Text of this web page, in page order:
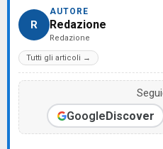
R
AUTORE
Redazione
Redazione
Tutti gli articoli →
GoogleDiscover